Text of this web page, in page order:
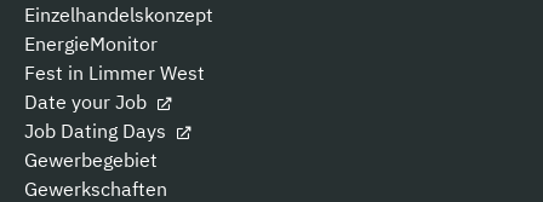
Einzelhandelskonzept
EnergieMonitor
Fest in Limmer West
Date your Job
Job Dating Days
Gewerbegebiet
Gewerkschaften